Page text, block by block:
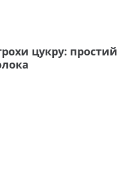
цукру: простий